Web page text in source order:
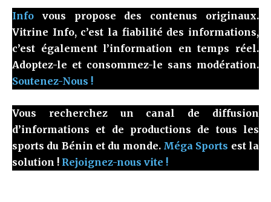
Info vous propose des contenus originaux.
Vitrine Info, c’est la fiabilité des informations,
c’est également l’information en temps réel.
Adoptez-le et consommez-le sans modération.
Soutenez-Nous !
Vous recherchez un canal de diffusion
d’informations et de productions de tous les
sports du Bénin et du monde. Méga Sports est la
solution ! Rejoignez-nous vite !